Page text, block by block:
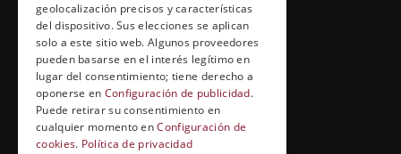
Entrevistas profesionales
EL RINCÓN DEL ALUMNO
Conócenos
geolocalización precisos y características
del dispositivo. Sus elecciones se aplican
solo a este sitio web. Algunos proveedores
pueden basarse en el interés legítimo en
lugar del consentimiento; tiene derecho a
oponerse en Configuración de publicidad.
Puede retirar su consentimiento en
cualquier momento enConfiguración de
cookies. Política de privacidad